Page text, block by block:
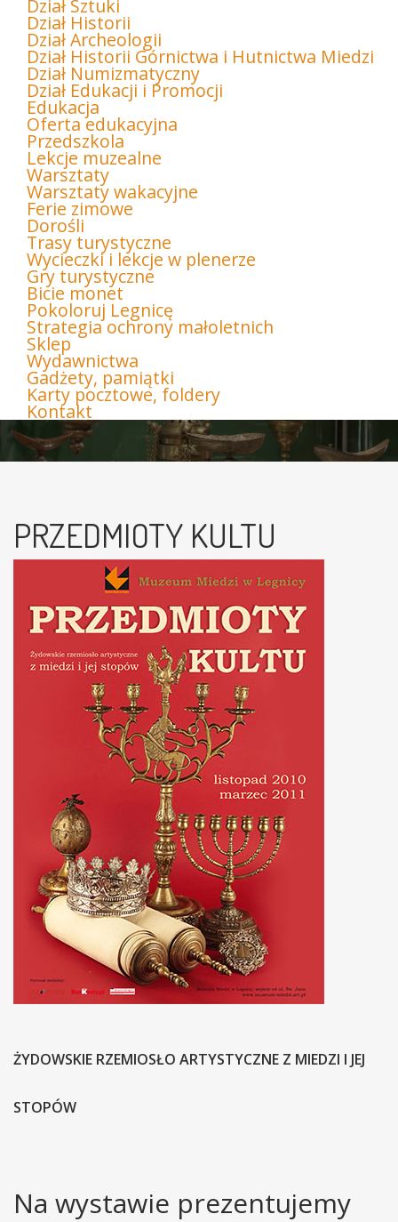
Dział Sztuki
Dział Historii
Dział Archeologii
Dział Historii Górnictwa i Hutnictwa Miedzi
Dział Numizmatyczny
Dział Edukacji i Promocji
Edukacja
Oferta edukacyjna
Przedszkola
Lekcje muzealne
Warsztaty
Warsztaty wakacyjne
Ferie zimowe
Dorośli
Trasy turystyczne
Wycieczki i lekcje w plenerze
Gry turystyczne
Bicie monet
Pokoloruj Legnicę
Strategia ochrony małoletnich
Sklep
Wydawnictwa
Gadżety, pamiątki
Karty pocztowe, foldery
Kontakt
PRZEDMIOTY KULTU
ŻYDOWSKIE RZEMIOSŁO ARTYSTYCZNE Z MIEDZI I JEJ
STOPÓW
Na wystawie prezentujemy